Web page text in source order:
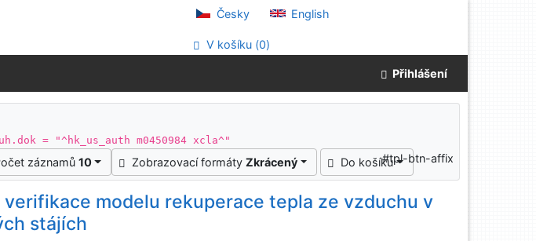
Česky English
V košíku (0)
Přihlášení
= "^hk_us_auth m0450984 xcla^"
záznamů 10 Zobrazovací formáty Zkrácený Do košíku#tpl-btn-affix
verifikace modelu rekuperace tepla ze vzduchu v
stájích